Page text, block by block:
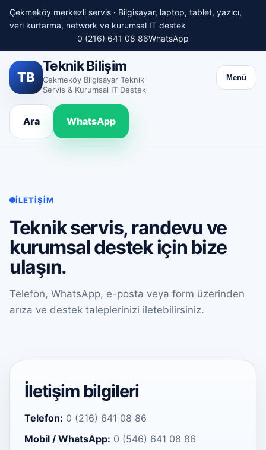
Çekmeköy merkezli servis · Bilgisayar, laptop, tablet, yazıcı,
veri kurtarma, network ve kurumsal IT destek
0 (216) 641 08 86WhatsApp
TB
Teknik Bilişim
Çekmeköy Bilgisayar Teknik
Servis & Kurumsal IT Destek
Menü
Ara WhatsApp
İLETIŞIM
Teknik servis, randevu ve
kurumsal destek için bize
ulaşın.
Telefon, WhatsApp, e-posta veya form üzerinden
arıza ve destek taleplerinizi iletebilirsiniz.
İletişim bilgileri
Telefon: 0 (216) 641 08 86
Mobil / WhatsApp: 0 (546) 641 08 86